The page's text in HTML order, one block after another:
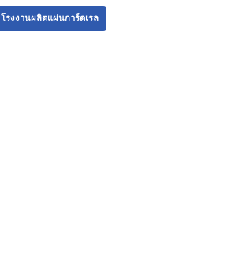
โรงงานผลิตแผ่นการ์ดเรล